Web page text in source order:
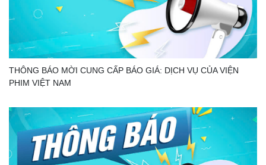
THÔNG BÁO MỜI CUNG CẤP BÁO GIÁ: DỊCH VỤ CỦA VIỆN
PHIM VIỆT NAM